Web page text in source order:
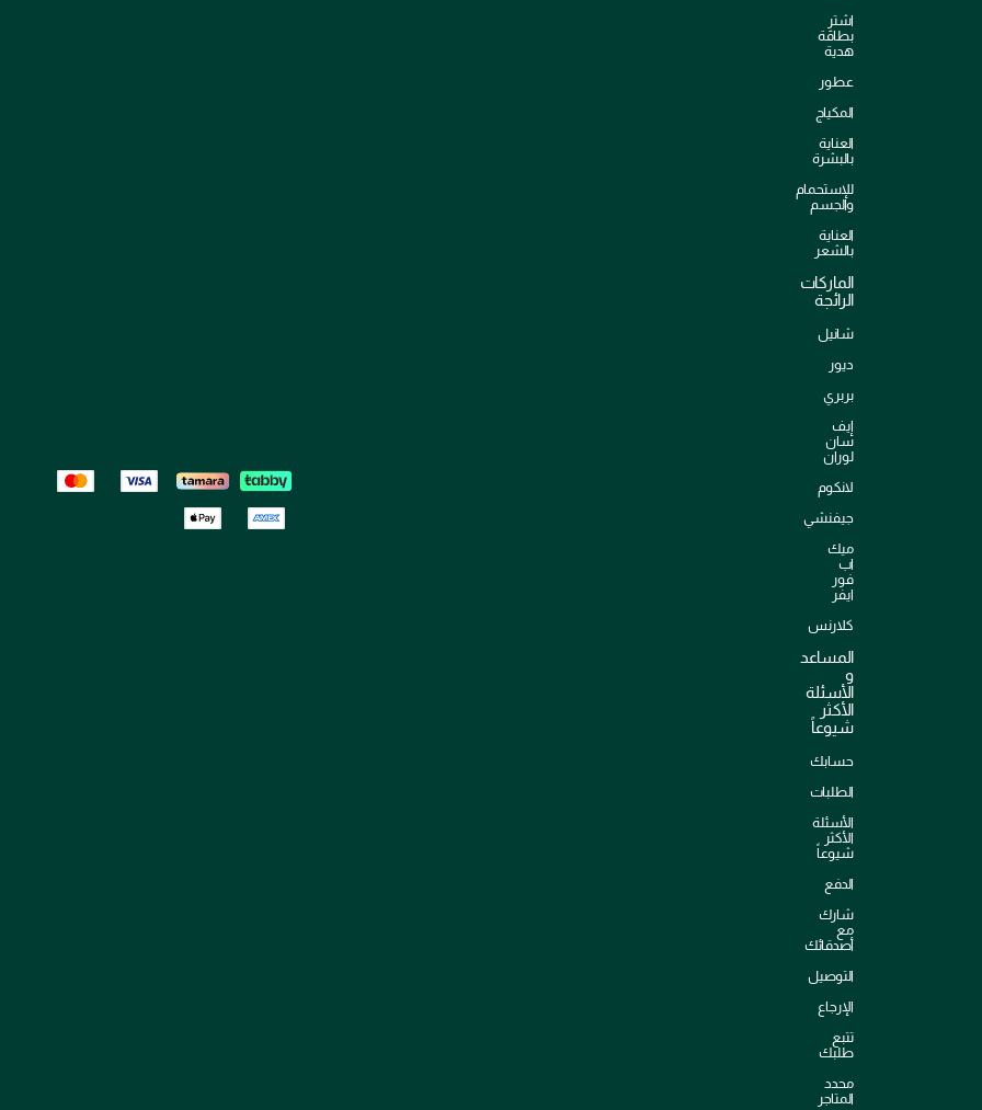
اشترِ
بطاقة
هدية
عطور
المكياج
العناية
بالبشرة
للإستحمام
والجسم
العناية
بالشعر
الماركات
الرائجة
شانيل
ديور
بربري
إيف
سان
لوران
لانكوم
جيفنشي
ميك
اب
فور
ايفر
كلارنس
المساعد
و
الأسئلة
الأكثر
شيوعاً
حسابك
الطلبات
الأسئلة
الأكثر
شيوعاً
الدفع
شارك
مع
أصدقائك
التوصيل
الإرجاع
تتبع
طلبك
محدد
المتاجر